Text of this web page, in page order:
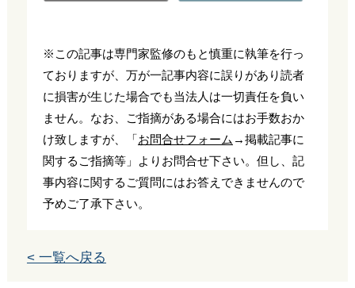
※この記事は専門家監修のもと慎重に執筆を行っ
ておりますが、万が一記事内容に誤りがあり読者
に損害が生じた場合でも当法人は一切責任を負い
ません。なお、ご指摘がある場合にはお手数おか
け致しますが、「 お問合せフォーム →掲載記事に
関するご指摘等」よりお問合せ下さい。但し、記
事内容に関するご質問にはお答えできませんので
予めご了承下さい。
< 一覧へ戻る